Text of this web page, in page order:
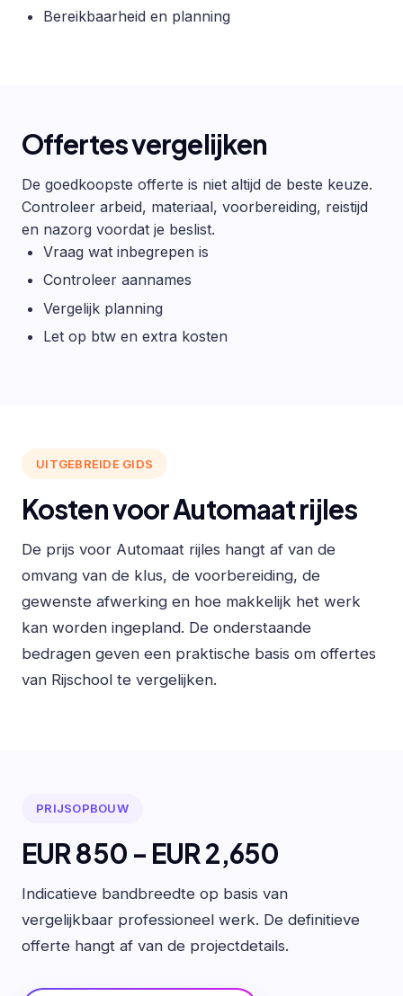
Bereikbaarheid en planning
Offertes vergelijken
De goedkoopste offerte is niet altijd de beste keuze.
Controleer arbeid, materiaal, voorbereiding, reistijd
en nazorg voordat je beslist.
Vraag wat inbegrepen is
Controleer aannames
Vergelijk planning
Let op btw en extra kosten
UITGEBREIDE GIDS
Kosten voor Automaat rijles
De prijs voor Automaat rijles hangt af van de
omvang van de klus, de voorbereiding, de
gewenste afwerking en hoe makkelijk het werk
kan worden ingepland. De onderstaande
bedragen geven een praktische basis om offertes
van Rijschool te vergelijken.
PRIJSOPBOUW
EUR 850 - EUR 2,650
Indicatieve bandbreedte op basis van
vergelijkbaar professioneel werk. De definitieve
offerte hangt af van de projectdetails.